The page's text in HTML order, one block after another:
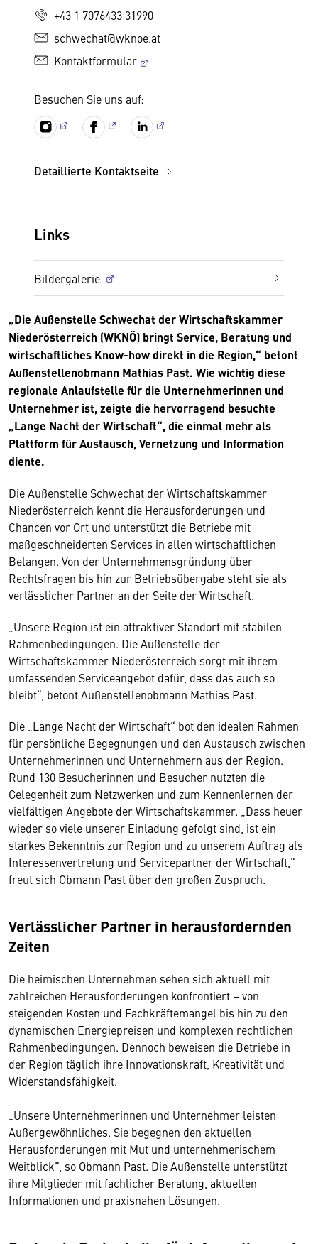
+43 1 7076433 31990
schwechat@wknoe.at
Kontaktformular
Besuchen Sie uns auf:
Detaillierte Kontaktseite
Links
Bildergalerie
„Die Außenstelle Schwechat der Wirtschaftskammer
Niederösterreich (WKNÖ) bringt Service, Beratung und
wirtschaftliches Know-how direkt in die Region,“ betont
Außenstellenobmann Mathias Past. Wie wichtig diese
regionale Anlaufstelle für die Unternehmerinnen und
Unternehmer ist, zeigte die hervorragend besuchte
„Lange Nacht der Wirtschaft“, die einmal mehr als
Plattform für Austausch, Vernetzung und Information
diente.
Die Außenstelle Schwechat der Wirtschaftskammer
Niederösterreich kennt die Herausforderungen und
Chancen vor Ort und unterstützt die Betriebe mit
maßgeschneiderten Services in allen wirtschaftlichen
Belangen. Von der Unternehmensgründung über
Rechtsfragen bis hin zur Betriebsübergabe steht sie als
verlässlicher Partner an der Seite der Wirtschaft.
„Unsere Region ist ein attraktiver Standort mit stabilen
Rahmenbedingungen. Die Außenstelle der
Wirtschaftskammer Niederösterreich sorgt mit ihrem
umfassenden Serviceangebot dafür, dass das auch so
bleibt“, betont Außenstellenobmann Mathias Past.
Die „Lange Nacht der Wirtschaft“ bot den idealen Rahmen
für persönliche Begegnungen und den Austausch zwischen
Unternehmerinnen und Unternehmern aus der Region.
Rund 130 Besucherinnen und Besucher nutzten die
Gelegenheit zum Netzwerken und zum Kennenlernen der
vielfältigen Angebote der Wirtschaftskammer. „Dass heuer
wieder so viele unserer Einladung gefolgt sind, ist ein
starkes Bekenntnis zur Region und zu unserem Auftrag als
Interessenvertretung und Servicepartner der Wirtschaft,“
freut sich Obmann Past über den großen Zuspruch.
Verlässlicher Partner in herausfordernden
Zeiten
Die heimischen Unternehmen sehen sich aktuell mit
zahlreichen Herausforderungen konfrontiert – von
steigenden Kosten und Fachkräftemangel bis hin zu den
dynamischen Energiepreisen und komplexen rechtlichen
Rahmenbedingungen. Dennoch beweisen die Betriebe in
der Region täglich ihre Innovationskraft, Kreativität und
Widerstandsfähigkeit.
„Unsere Unternehmerinnen und Unternehmer leisten
Außergewöhnliches. Sie begegnen den aktuellen
Herausforderungen mit Mut und unternehmerischem
Weitblick“, so Obmann Past. Die Außenstelle unterstützt
ihre Mitglieder mit fachlicher Beratung, aktuellen
Informationen und praxisnahen Lösungen.